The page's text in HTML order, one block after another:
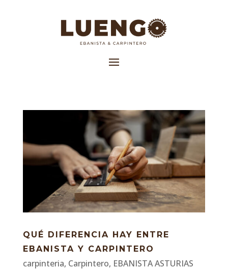
QUÉ DIFERENCIA HAY ENTRE
EBANISTA Y CARPINTERO
carpinteria, Carpintero, EBANISTA ASTURIAS